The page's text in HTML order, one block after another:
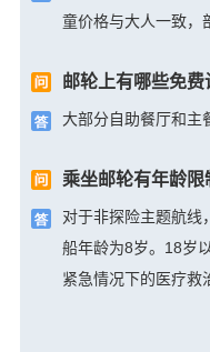
童价格与大人一致，
邮轮上有哪些免费
大部分自助餐厅和主
乘坐邮轮有年龄限
对于非探险主题航线
船年龄为8岁。18岁
紧急情况下的医疗救